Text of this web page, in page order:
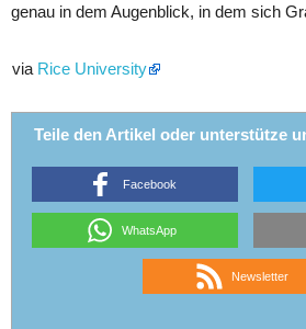
genau in dem Augenblick, in dem sich
via Rice University
Teile den Artikel oder unterstütze
Facebook
WhatsApp
Newsletter